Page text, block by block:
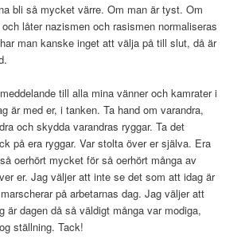
bli så mycket värre. Om man är tyst. Om
låter nazismen och rasismen normaliseras
man kanske inget att välja på till slut, då är
till alla mina vänner och kamrater i
är med er, i tanken. Ta hand om varandra,
och skydda varandras ryggar. Ta det
på era ryggar. Var stolta över er själva. Era
oerhört mycket för så oerhört många av
er. Jag väljer att inte se det som att idag är
på arbetarnas dag. Jag väljer att
är dagen då så väldigt många var modiga,
ställning. Tack!